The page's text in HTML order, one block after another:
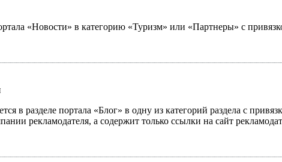
«Новости» в категорию «Туризм» или «Партнеры» с
в разделе портала «Блог» в одну из категорий раздела с
рекламодателя, а содержит только ссылки на сайт